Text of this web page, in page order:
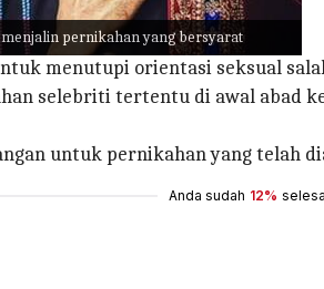
menjalin pernikahan yang bersyarat
menutupi orientasi seksual
selebriti tertentu di awal abad
untuk pernikahan yang telah
Anda sudah 12%